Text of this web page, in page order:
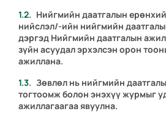
Нийгмийн даатгалын
нийслэл/-ийн нийгмийн
дэргэд Нийгмийн даатгалын
зүйн асуудал эрхэлсэн орон
ажиллана.
Зөвлөл нь нийгмийн
тогтоомж болон энэхүү журмыг
ажиллагаагаа явуулна.